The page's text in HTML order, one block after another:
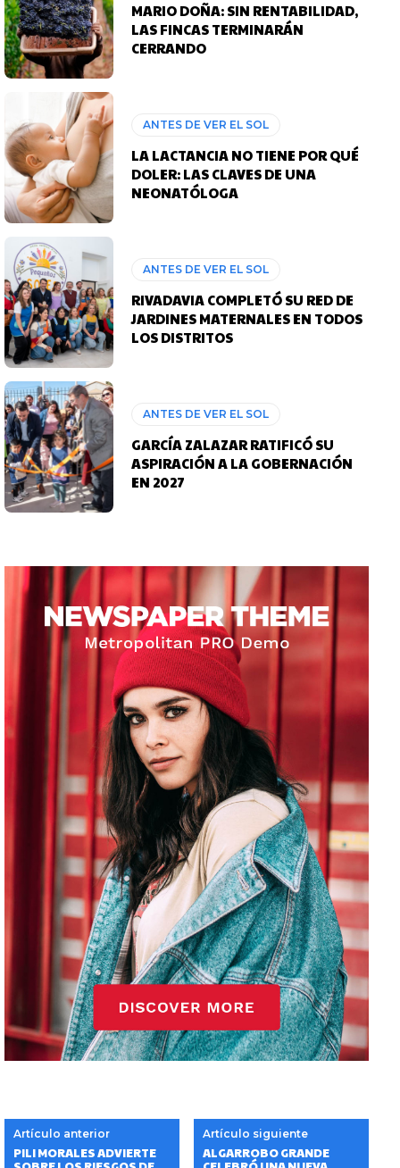
MARIO DOÑA: SIN RENTABILIDAD,
LAS FINCAS TERMINARÁN
CERRANDO
ANTES DE VER EL SOL
LA LACTANCIA NO TIENE POR QUÉ
DOLER: LAS CLAVES DE UNA
NEONATÓLOGA
ANTES DE VER EL SOL
RIVADAVIA COMPLETÓ SU RED DE
JARDINES MATERNALES EN TODOS
LOS DISTRITOS
ANTES DE VER EL SOL
GARCÍA ZALAZAR RATIFICÓ SU
ASPIRACIÓN A LA GOBERNACIÓN
EN 2027
Artículo anterior
PILI MORALES ADVIERTE
Artículo siguiente
ALGARROBO GRANDE